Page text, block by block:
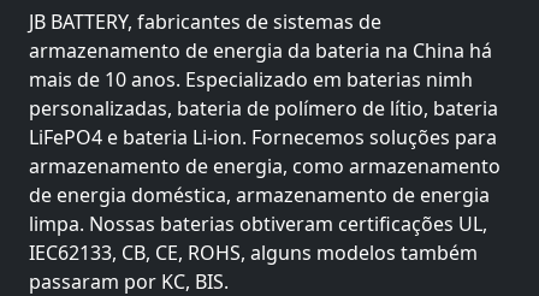
JB BATTERY, fabricantes de sistemas de
armazenamento de energia da bateria na China há
mais de 10 anos. Especializado em baterias nimh
personalizadas, bateria de polímero de lítio, bateria
LiFePO4 e bateria Li-ion. Fornecemos soluções para
armazenamento de energia, como armazenamento
de energia doméstica, armazenamento de energia
limpa. Nossas baterias obtiveram certificações UL,
IEC62133, CB, CE, ROHS, alguns modelos também
passaram por KC, BIS.